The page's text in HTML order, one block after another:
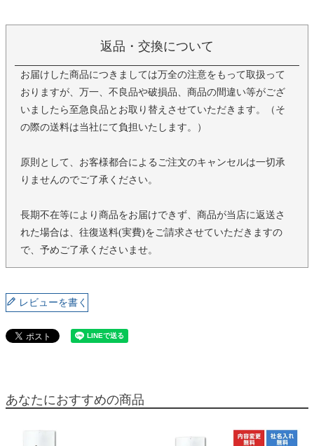
返品・交換について
お届けした商品につきましては万全の注意をもって取扱って
おりますが、万一、不良品や破損品、商品の間違い等がござ
いましたら至急良品とお取り替えさせていただきます。（そ
の際の送料は当社にて負担いたします。）
原則として、お客様都合によるご注文のキャンセルは一切承
りませんのでご了承ください。
長期不在等により商品をお届けできず、商品が当店に返送さ
れた場合は、往復送料(実費)をご請求させていただきますの
で、予めご了承くださいませ。
レビューを書く
あなたにおすすめの商品